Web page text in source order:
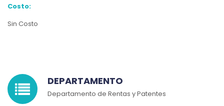
Costo:
Sin Costo
DEPARTAMENTO
Departamento de Rentas y Patentes